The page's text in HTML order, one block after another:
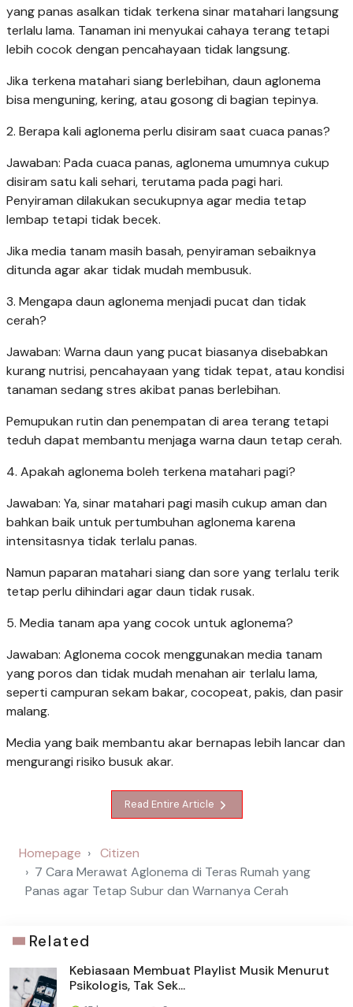
yang panas asalkan tidak terkena sinar matahari langsung
terlalu lama. Tanaman ini menyukai cahaya terang tetapi
lebih cocok dengan pencahayaan tidak langsung.
Jika terkena matahari siang berlebihan, daun aglonema
bisa menguning, kering, atau gosong di bagian tepinya.
2. Berapa kali aglonema perlu disiram saat cuaca panas?
Jawaban: Pada cuaca panas, aglonema umumnya cukup
disiram satu kali sehari, terutama pada pagi hari.
Penyiraman dilakukan secukupnya agar media tetap
lembap tetapi tidak becek.
Jika media tanam masih basah, penyiraman sebaiknya
ditunda agar akar tidak mudah membusuk.
3. Mengapa daun aglonema menjadi pucat dan tidak
cerah?
Jawaban: Warna daun yang pucat biasanya disebabkan
kurang nutrisi, pencahayaan yang tidak tepat, atau kondisi
tanaman sedang stres akibat panas berlebihan.
Pemupukan rutin dan penempatan di area terang tetapi
teduh dapat membantu menjaga warna daun tetap cerah.
4. Apakah aglonema boleh terkena matahari pagi?
Jawaban: Ya, sinar matahari pagi masih cukup aman dan
bahkan baik untuk pertumbuhan aglonema karena
intensitasnya tidak terlalu panas.
Namun paparan matahari siang dan sore yang terlalu terik
tetap perlu dihindari agar daun tidak rusak.
5. Media tanam apa yang cocok untuk aglonema?
Jawaban: Aglonema cocok menggunakan media tanam
yang poros dan tidak mudah menahan air terlalu lama,
seperti campuran sekam bakar, cocopeat, pakis, dan pasir
malang.
Media yang baik membantu akar bernapas lebih lancar dan
mengurangi risiko busuk akar.
Read Entire Article
Homepage
Citizen
7 Cara Merawat Aglonema di Teras Rumah yang
Panas agar Tetap Subur dan Warnanya Cerah
Related
Kebiasaan Membuat Playlist Musik Menurut
Psikologis, Tak Sek...